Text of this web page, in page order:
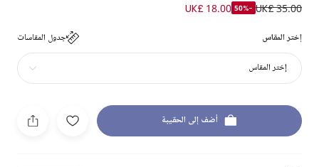
UK£ 35.00
-50%
UK£ 18.00
إختر المقاس جدول المقاسات
إختر المقاس
أضف إلى الحقيبة